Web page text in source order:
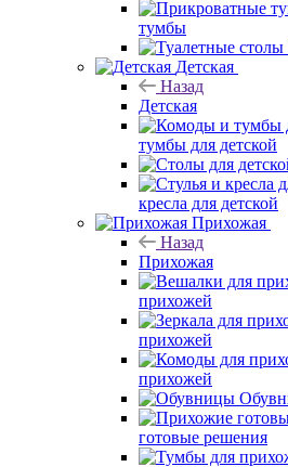
тумбы
Детская
Назад
Детская
тумбы для детской
кресла для детской
Прихожая
Назад
Прихожая
прихожей
прихожей
прихожей
готовые решения